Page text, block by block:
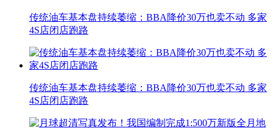
传统油车基本盘持续萎缩：BBA降价30万也卖不动 多家
4S店闭店跑路
传统油车基本盘持续萎缩：BBA降价30万也卖不动 多家
4S店闭店跑路